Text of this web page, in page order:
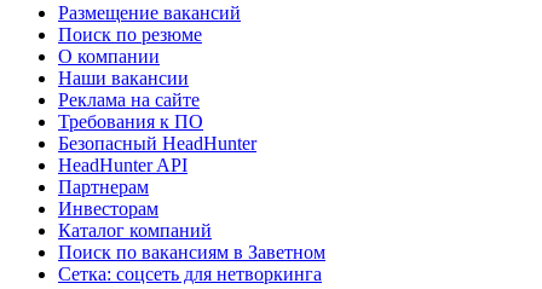
Размещение вакансий
Поиск по резюме
О компании
Наши вакансии
Реклама на сайте
Требования к ПО
Безопасный HeadHunter
HeadHunter API
Партнерам
Инвесторам
Каталог компаний
Поиск по вакансиям в Заветном
Сетка: соцсеть для нетворкинга